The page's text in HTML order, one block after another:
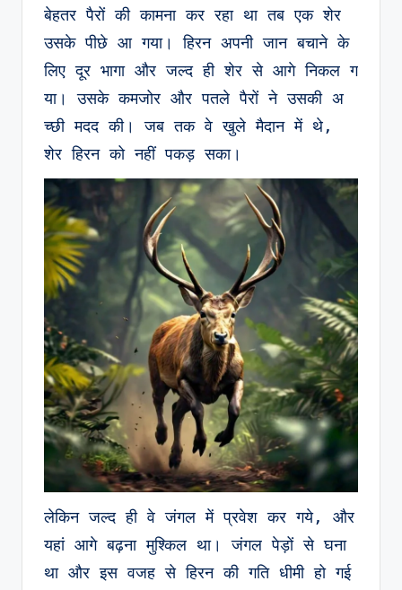
बेहतर पैरों की कामना कर रहा था तब एक शेर
उसके पीछे आ गया। हिरन अपनी जान बचाने के
लिए दूर भागा और जल्द ही शेर से आगे निकल ग
या। उसके कमजोर और पतले पैरों ने उसकी अ
च्छी मदद की। जब तक वे खुले मैदान में थे,
शेर हिरन को नहीं पकड़ सका।
लेकिन जल्द ही वे जंगल में प्रवेश कर गये, और
यहां आगे बढ़ना मुश्किल था। जंगल पेड़ों से घना
था और इस वजह से हिरन की गति धीमी हो गई